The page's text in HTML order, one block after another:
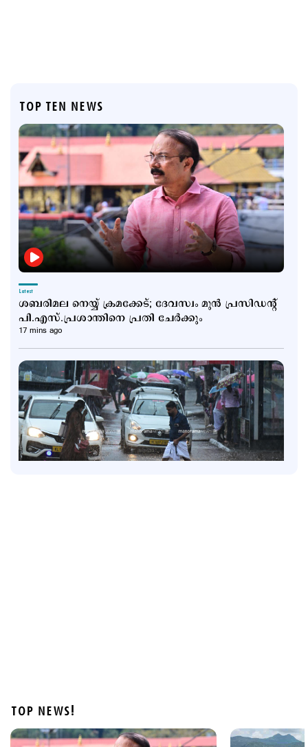
TOP TEN NEWS
Latest
ശബരിമല നെയ്യ് ക്രമക്കേട്; ദേവസ്വം മുന്‍ പ്രസിഡന്‍റ്
പി.എസ്.പ്രശാന്തിനെ പ്രതി ചേര്‍ക്കും
17 mins ago
TOP NEWS!